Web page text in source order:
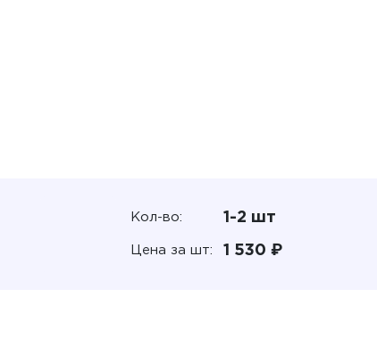
Кол-во: 1-2 шт
Цена за шт: 1 530 ₽